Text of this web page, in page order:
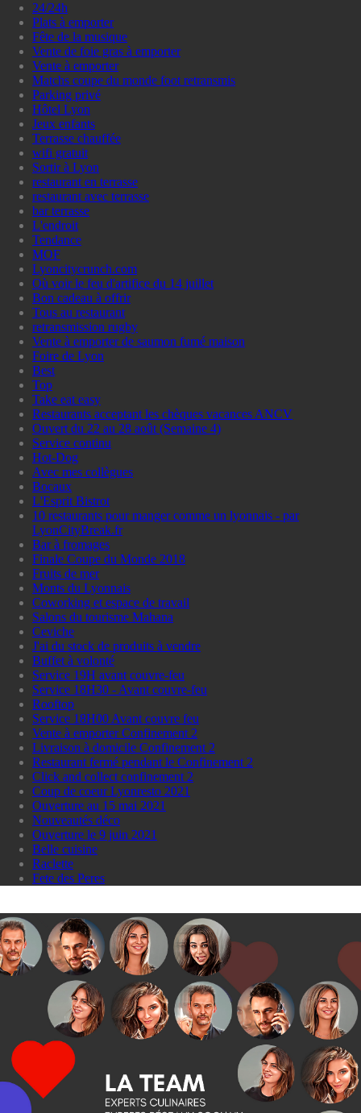
24/24h
Plats à emporter
Fête de la musique
Vente de foie gras à emporter
Vente à emporter
Matchs coupe du monde foot retransmis
Parking privé
Hôtel Lyon
Jeux enfants
Terrasse chauffée
wifi gratuit
Sortir à Lyon
restaurant en terrasse
restaurant avec terrasse
bar terrasse
L'endroit
Tendance
MOF
Lyoncitycrunch.com
Où voir le feu d'artifice du 14 juillet
Bon cadeau à offrir
Tous au restaurant
retransmission rugby
Vente à emporter de saumon fumé maison
Foire de Lyon
Best
Top
Take eat easy
Restaurants acceptant les chèques vacances ANCV
Ouvert du 22 au 28 août (Semaine 4)
Service continu
Hot-Dog
Avec mes collègues
Bocaux
L'Esprit Bistrot
10 restaurants pour manger comme un lyonnais - par
LyonCityBreak.fr
Bar à fromages
Finale Coupe du Monde 2018
Fruits de mer
Monts du Lyonnais
Coworking et espace de travail
Salons du tourisme Mahana
Ceviche
J'ai du stock de produits à vendre
Buffet à volonté
Service 19H avant couvre-feu
Service 18H30 - Avant couvre-feu
Rooftop
Service 18H00 Avant couvre feu
Vente à emporter Confinement 2
Livraison à domicile Confinement 2
Restaurant fermé pendant le Confinement 2
Click and collect confinement 2
Coup de coeur Lyonresto 2021
Ouverture au 15 mai 2021
Nouveautés déco
Ouverture le 9 juin 2021
Belle cuisine
Raclette
Fete des Peres